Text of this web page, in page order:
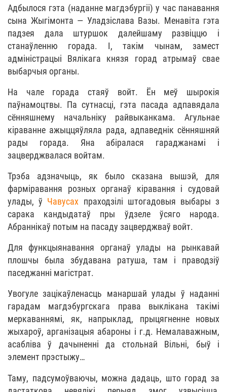
Адбылося гэта (наданне магдэбургіі) у час панавання
сына Жыгімонта — Уладзіслава Вазы. Менавіта гэта
падзея дала штуршок далейшаму развіццю і
станаўленню горада. І, такім чынам, замест
адміністрацыі Вялікага князя горад атрымаў свае
выбарчыя органы.
На чале горада стаяў войт. Ён меў шырокія
паўнамоцтвы. Па сутнасці, гэта пасада адпавядала
сённяшнему начальніку райвыканкама. Агульнае
кіраванне ажыццяўляла рада, адпаведнік сённяшняй
рады горада. Яна абіралася гараджанамі і
зацверджвалася войтам.
Трэба адзначыць, як было сказана вышэй, для
фарміравання розных органаў кіравання і судовай
улады, ў Чавусах праходзілі штогадовыя выбары з
сарака кандыдатаў пры ўдзеле ўсяго народа.
Абраннікаў потым на пасаду зацверджваў войт.
Для функцыянавання органаў улады на рынкавай
плошчы была збудавана ратуша, там і праводзіў
паседжанні магістрат.
Увогуле зацікаўленасць манаршай улады ў наданні
гарадам магдэбургскага права выклікана такімі
меркаваннямі, як, напрыклад, прыцягненне новых
жыхароў, арганізацыя абароны і г.д. Немалаважным,
асабліва ў дачыненні да стольнай Вільні, быў і
элемент прэстыжу…
Таму, падсумоўваючы, можна дадаць, што горад за